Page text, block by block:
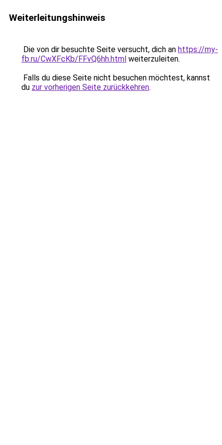
Weiterleitungshinweis
Die von dir besuchte Seite versucht, dich an https://my-
fb.ru/CwXFcKb/FFvQ6hh.html weiterzuleiten.
Falls du diese Seite nicht besuchen möchtest, kannst
du zur vorherigen Seite zurückkehren.